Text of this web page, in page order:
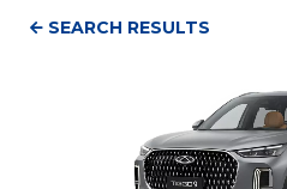
SEARCH RESULTS